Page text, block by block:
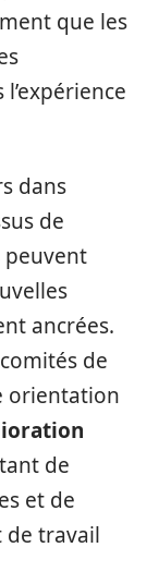
que les
dans
de
ancrées.
de
orientation
de
et de
travail